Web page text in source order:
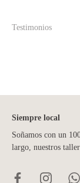
Testimonios
Siempre local
Soñamos con un
largo, nuestros